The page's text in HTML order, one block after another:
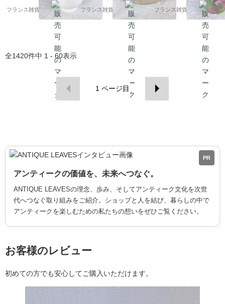
ク陶磁器 ｜1840‐1876
フランス雑貨chouchou
910年～中頃 ②
フランス雑貨chouchou
チャー 水挿し | 1950-6
0年頃
フランス雑貨chouchou
全1420件中 1 - 60表示
1 ページ目
PR
アンティークの価値を、未来へつなぐ。
ANTIQUE LEAVESの理念、歩み、そしてアンティーク文化を次世
代へつなぐ取り組みをご紹介。ショップと人を結び、暮らしの中で
アンティークを楽しむための私たちの想いをぜひご覧ください。
お客様のレビュー
初めての方でも安心してご購入いただけます。